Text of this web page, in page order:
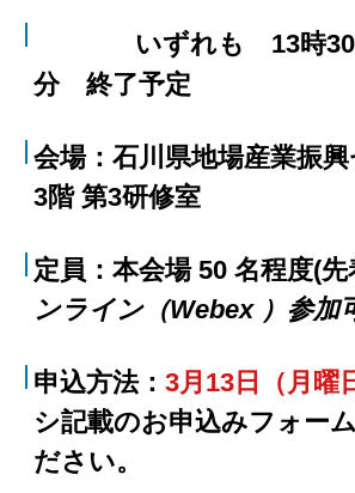
いずれも 13時30
分 終了予定
会場：石川県地場産業振
3階 第3研修室
定員：本会場 50 名程度
ンライン（Webex ）参加
申込方法： 3月13日（月曜
シ記載のお申込みフォー
ださい。